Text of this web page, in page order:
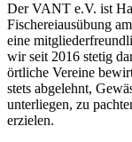
Der VANT e.V. ist
Fischereiausübung
eine
wir seit 2016 stetig
örtliche Vereine
stets abgelehnt,
unterliegen, zu
erzielen.